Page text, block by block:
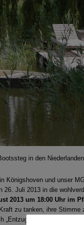
in den
Königshoven und unser
26. Juli 2013 in die
2013 um 18:00 Uhr im
zu tanken, ihre
aufkommen